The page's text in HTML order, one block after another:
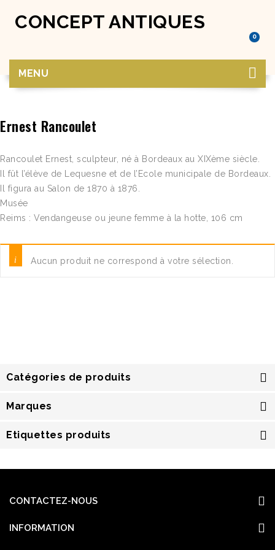
CONCEPT ANTIQUES
0
MENU
Ernest Rancoulet
Rancoulet Ernest, sculpteur, né à Bordeaux au XIXème siècle.
Il fût l’élève de Lequesne et de l’Ecole municipale de Bordeaux.
Il figura au Salon de 1870 à 1876.
Musée
Reims : Vendangeuse ou jeune femme à la hotte, 106 cm
Aucun produit ne correspond à votre sélection.
Catégories de produits
Marques
Etiquettes produits
CONTACTEZ-NOUS
INFORMATION